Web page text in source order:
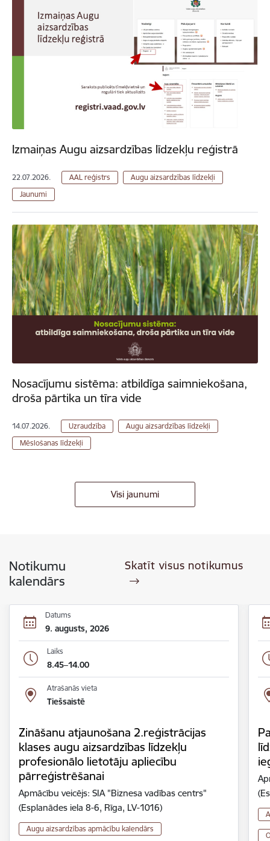
Izmaiņas Augu aizsardzības līdzekļu reģistrā
22.07.2026. AAL reģistrs
Augu aizsardzības līdzekļi
Jaunumi
Nosacījumu sistēma: atbildīga saimniekošana,
droša pārtika un tīra vide
14.07.2026. Uzraudzība
Augu aizsardzības līdzekļi
Mēslošanas līdzekļi
Visi jaunumi
Notikumu
kalendārs
Skatīt visus notikumus
Datums
9. augusts, 2026
Laiks
8.45–14.00
Atrašanās vieta
Tiešsaistē
Zināšanu atjaunošana 2.reģistrācijas
klases augu aizsardzības līdzekļu
profesionālo lietotāju apliecību
pārreģistrēšanai
Apmācību veicējs: SIA "Biznesa vadības centrs"
(Esplanādes iela 8-6, Rīga, LV-1016)
Augu aizsardzības apmācību kalendārs